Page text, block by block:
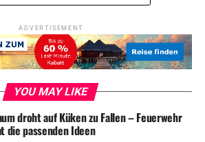
ADVERTISEMENT
ADVERTISEMENT
YOU MAY LIKE
droht auf Küken zu Fallen – Feuerwehr
die passenden Ideen